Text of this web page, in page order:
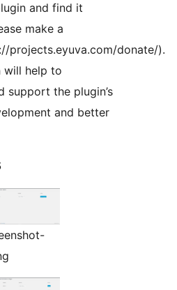
and find it
make a
projects.eyuva.com/donate/).
will help to
support the plugin’s
and better